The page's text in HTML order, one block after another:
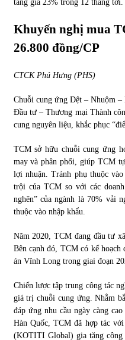
tăng giá 23% trong 12 tháng tới.
Khuyến nghị mua
26.800 đồng/CP
CTCK Phú Hưng (PHS)
Chuỗi cung ứng Dệt – Nhuộm
Đầu tư – Thương mại Thành
cung nguyên liệu, khắc phục
TCM sở hữu chuỗi cung ứng
may và phân phối, giúp TCM
lợi nhuận. Tránh phụ thuộc
trội của TCM so với các
nghẽn” của ngành là 70% vải
thuộc vào nhập khẩu.
Năm 2020, TCM đang đầu tư
Bên cạnh đó, TCM có kế hoạch
án Vĩnh Long trong giai đoạn
Chiến lược tập trung công tác
giá trị chuỗi cung ứng. Nhằm
đáp ứng nhu cầu ngày càng
Hàn Quốc, TCM đã hợp tác
(KOTITI Global) gia tăng